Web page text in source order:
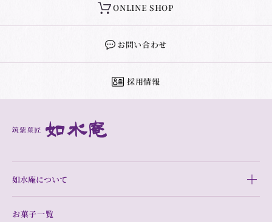
ONLINE SHOP
お問い合わせ
採用情報
如水庵について
お菓子一覧